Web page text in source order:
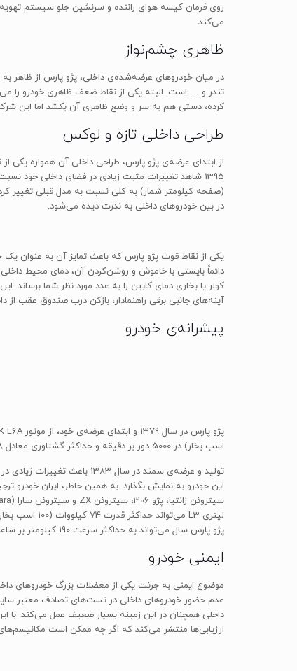
روی فرمان کیسه هوای راننده و سرنشین جلو سیستم
می‌کند.
ظاهری چشم‌نواز
در میان خودروهای عرضه‌شده‌ی داخلی، پژو پارس از ظاهر
تندر و … است. البته یکی از نقاط ضعف ظاهری خودرو را
کرده، دستی هم به سر و وضع ظاهری آن بکشد اما این
طراحی داخلی تازه و لوکس
از ابتدای عرضه‌ی پژو پارس، طراحی داخلی آن همواره یکی
1395 شاهد تغییرات مثبت زیادی در فضای داخلی خود
(صفحه کیلومتر شمار) به کلی نسبت به مدل قبلی تغییر
در بین خودروهای داخلی به ندرت دیده می‌شود.
یکی از نقاط قوت پژو پارس که باعث تمایز آن به عنوان
دائماً بایستی با خاموش و روشن‌کردن آن، دمای محیط
آینه‌های جانبی برقی راهنمادار، بازکن درب صندوق عقب از
پیشرانه‌ی خودرو
اسب بخار) در 5000 دور بر دقیقه و حداکثر گشتاوری معادل 148 نیوتن‌متر را تولید می‌کرد و حتی بعدها به صورت کاربراتوری بر روی پژو 405 به جای موتور XU9 و XU5 نصب شد.
پژو پارس سال می‌تواند به حداکثر سرعت 190 کیلومتر بر ساعت برسد و صفر تا 100 کیلومتر بر ساعت را در 11 ثانیه سپری کند.
ایمنی خودرو
موضوع ایمنی به جرئت یکی از معضلات بزرگ خودروهای
عدم حضور خودروهای داخلی در تست‌های تصادف معتبر
داخلی همچنان در این زمینه بسیار ضعیف عمل می‌کند. با
ارزیابی‌ها منتشر می‌کند که اگر چه ممکن است